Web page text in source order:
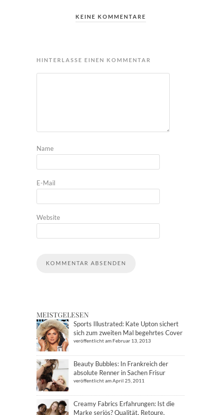
KEINE KOMMENTARE
HINTERLASSE EINEN KOMMENTAR
Name
E-Mail
Website
MEISTGELESEN
Sports Illustrated: Kate Upton sichert
sich zum zweiten Mal begehrtes Cover
veröffentlicht am Februar 13, 2013
Beauty Bubbles: In Frankreich der
absolute Renner in Sachen Frisur
veröffentlicht am April 25, 2011
Creamy Fabrics Erfahrungen: Ist die
Marke seriös? Qualität, Retoure,